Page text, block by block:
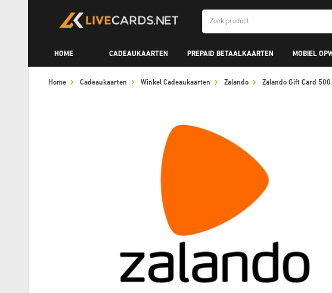
HOME CADEAUKAARTEN PREPAID BETAALKAARTEN MOBIEL
Home Cadeaukaarten Winkel Cadeaukaarten Zalando Zalando Gift Card